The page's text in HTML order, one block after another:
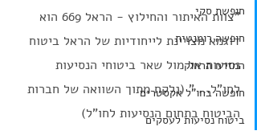
חופשת סקי
חופשה רומנטית
המזרח הרחוק
חופשה בחו"ל אקסטרים
ביטוח נסיעות לעסקים
"צוות האיתור והחילוץ - הראל 669 הוא
דוגמא מצויינת לייחודיות של הראל ביטוח
נסיעות אל מול שאר ביטוחי הנסיעות
לחו"ל... " (נלקח מתוך השוואה של חברות
הביטוח בתחום הנסיעות לחו"ל)